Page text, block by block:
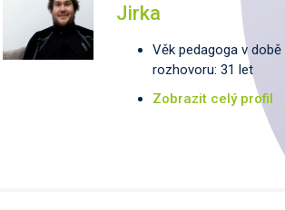
Jirka
Věk pedagoga v době
rozhovoru: 31 let
Zobrazit celý profil